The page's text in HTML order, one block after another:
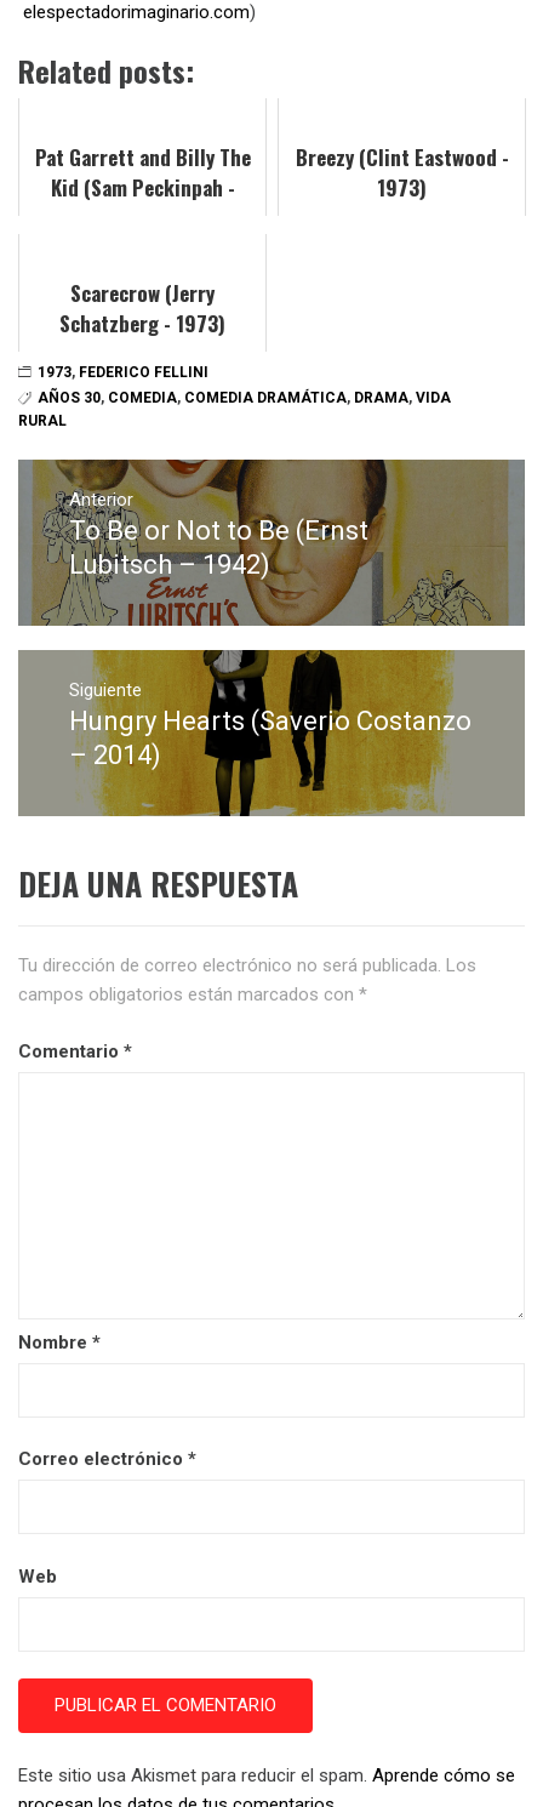
elespectadorimaginario.com)
Related posts:
Pat Garrett and Billy The
Kid (Sam Peckinpah -
Breezy (Clint Eastwood -
1973)
Scarecrow (Jerry
Schatzberg - 1973)
1973, FEDERICO FELLINI
AÑOS 30, COMEDIA, COMEDIA DRAMÁTICA, DRAMA, VIDA
RURAL
Navegación
de
entradas
Anterior
Entrada
anterior:
To Be or Not to Be (Ernst
Lubitsch – 1942)
Siguiente
Entrada
siguiente:
Hungry Hearts (Saverio Costanzo
– 2014)
DEJA UNA RESPUESTA
Tu dirección de correo electrónico no será publicada. Los
campos obligatorios están marcados con *
Comentario *
Nombre *
Correo electrónico *
Web
Este sitio usa Akismet para reducir el spam. Aprende cómo se